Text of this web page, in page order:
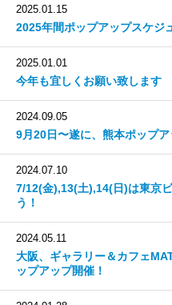
2025.01.15
2025年間ポップアップスケジ
2025.01.01
今年も宜しくお願い致します
2024.09.05
9月20日〜遂に、熊本ポップア
2024.07.10
7/12(金),13(土),14(日)は東京
う！
2024.05.11
大阪、ギャラリー＆カフェ
ップアップ開催！